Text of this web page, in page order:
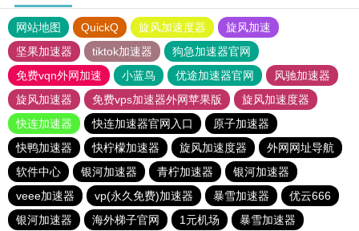
网站地图 QuickQ 旋风加速度器
旋风加速
坚果加速器
tiktok加速器
狗急加速器官网
免费vqn外网加速
小蓝鸟 优途加速器官网
风驰加速器
旋风加速器
免费vps加速器外网苹果版
旋风加速度器
快连加速器
快连加速器官网入口
原子加速器
快鸭加速器
快柠檬加速器 旋风加速度器
外网网址导航
软件中心
银河加速器 青柠加速器
银河加速器
veee加速器
vp(永久免费)加速器 暴雪加速器
优云666
银河加速器
海外梯子官网 1元机场
暴雪加速器